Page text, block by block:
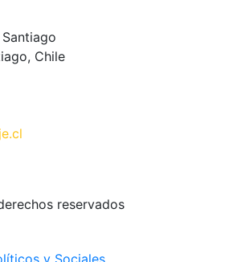
Chile
reservados
y Sociales